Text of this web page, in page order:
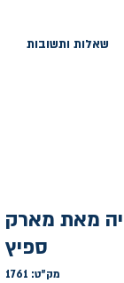
שאלות ותשובות
מאת מארק
ספיץ
מק"ט: 1761